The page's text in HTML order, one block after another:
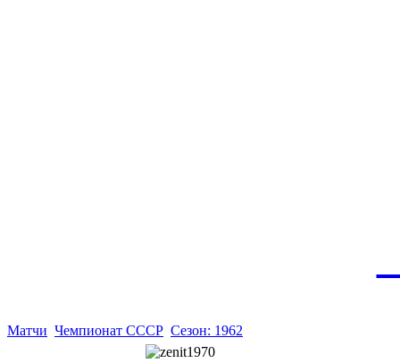
Матчи Чемпионат СССР Сезон: 1962